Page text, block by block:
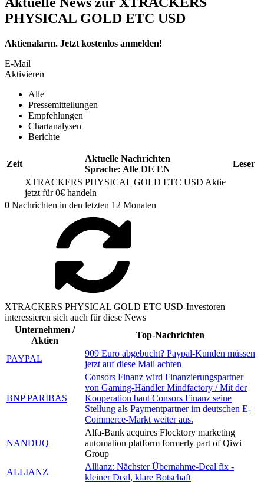
PHYSICAL GOLD ETC USD
Aktienalarm. Jetzt kostenlos anmelden!
E-Mail
Aktivieren
Alle
Pressemitteilungen
Empfehlungen
Chartanalysen
Berichte
Zeit
Aktuelle Nachrichten
Sprache: Alle DE EN
Leser
XTRACKERS PHYSICAL GOLD ETC USD Aktie
jetzt für 0€ handeln
0 Nachrichten in den letzten 12 Monaten
XTRACKERS PHYSICAL GOLD ETC USD-Investoren
interessieren sich auch für diese News
Unternehmen /
Aktien
Top-Nachrichten
PAYPAL
909 Euro abgebucht? Paypal-Kunden müssen
jetzt auf diese Mail achten
BNP PARIBAS
Consors Finanz wird Finanzierungspartner
von Gaming-Händler Mindfactory / Mit der
Kooperation baut Consors Finanz seine
Stellung als Paymentpartner im deutschen E-
Commerce-Markt weiter aus.
NANDUQ
Alfa-Bank acquires Flocktory marketing
automation platform formerly part of Qiwi
Group
ALLIANZ
Allianz: Nächster Übernahme-Deal fix -
kleiner Deal, klare Botschaft